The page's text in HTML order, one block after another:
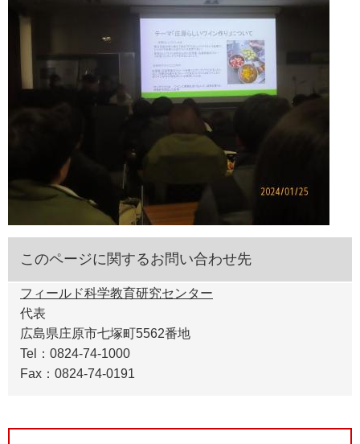
このページに関するお問い合わせ先
フィールド科学教育研究センター
代表
広島県庄原市七塚町5562番地
Tel：0824-74-1000
Fax：0824-74-0191